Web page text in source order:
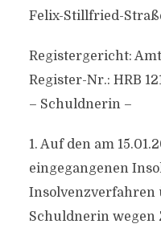
Felix-Stillfried-
Registergericht:
Register-Nr.: HRB
– Schuldnerin –
1. Auf den am
eingegangenen
Insolvenzverfahren
Schuldnerin